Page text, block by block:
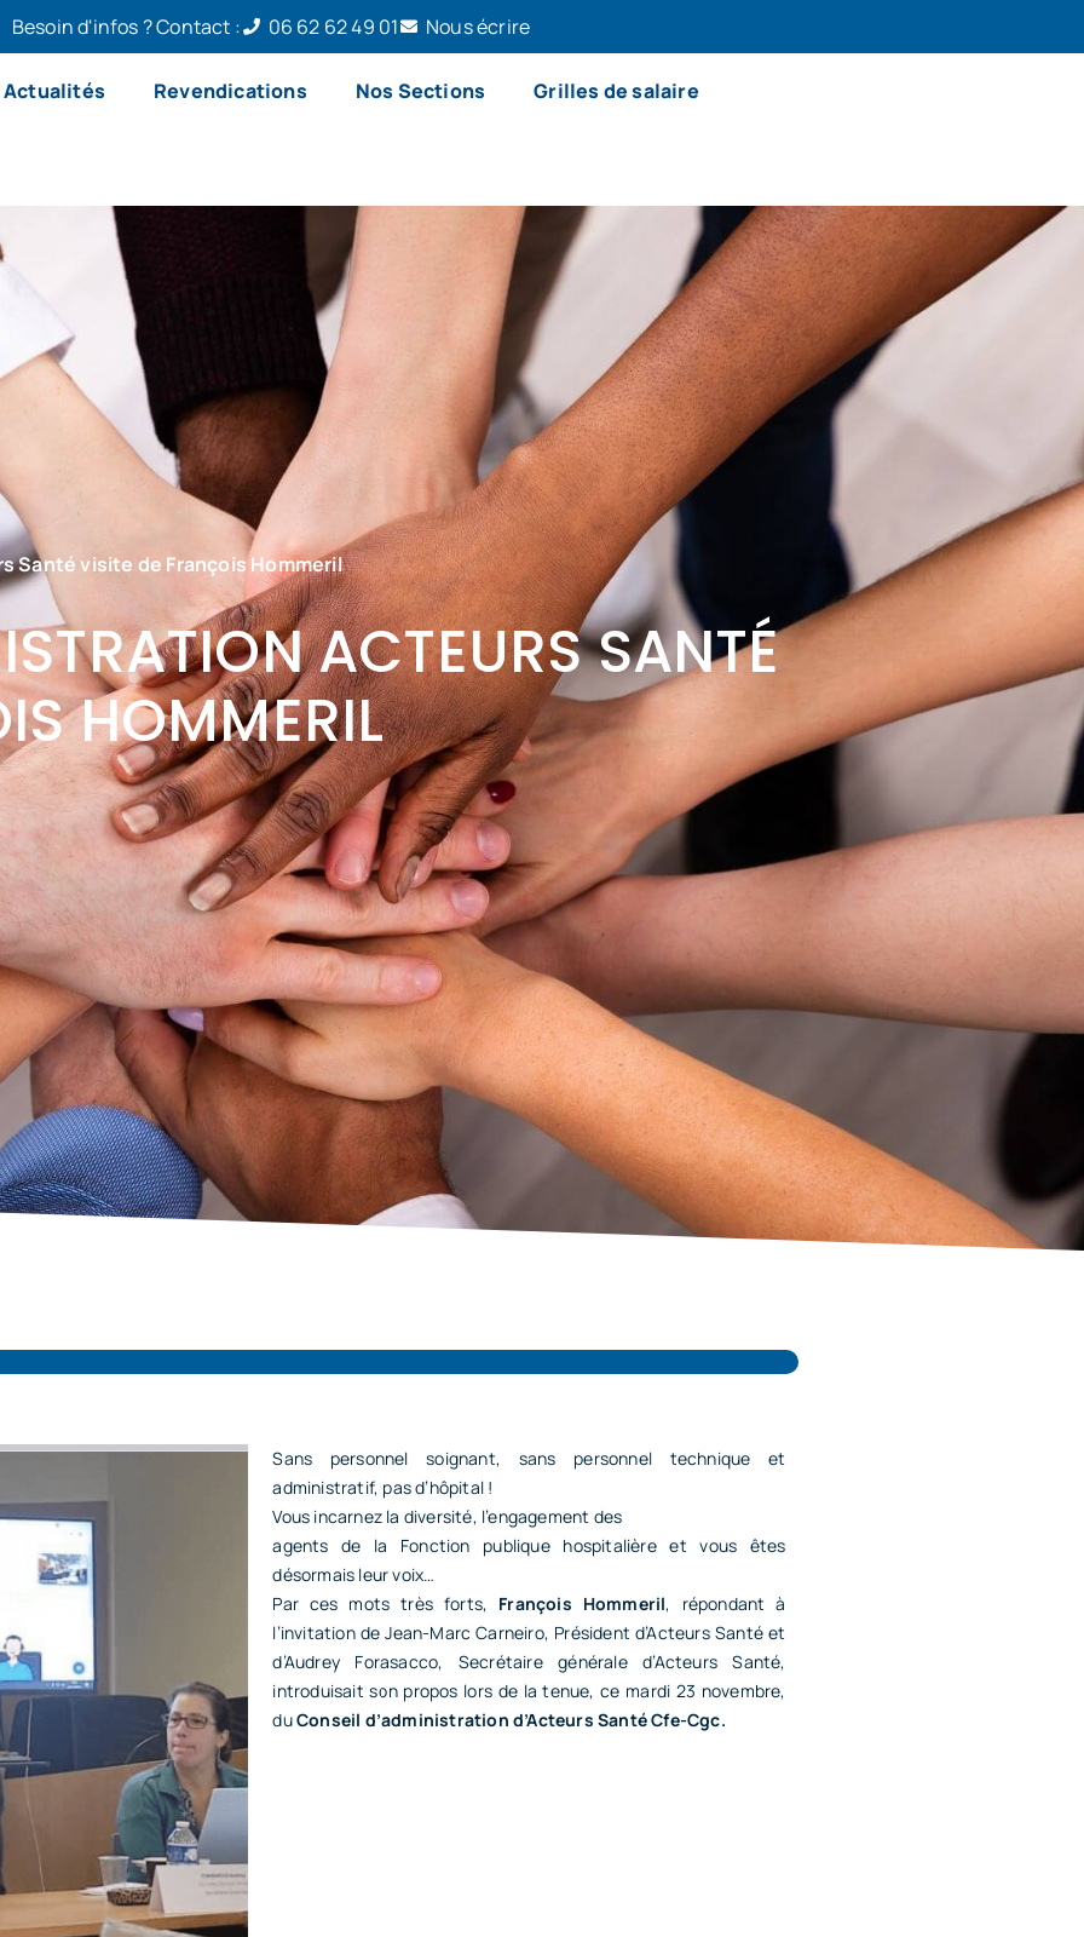
Besoin d'infos ? Contact : 06 62 62 49 01 Nous écrire
Actualités Revendications Nos Sections Grilles de salaire
Santé visite de François Hommeril
ACTEURS SANTÉ
HOMMERIL
Sans personnel soignant, sans personnel technique et
administratif, pas d’hôpital !
Vous incarnez la diversité, l’engagement des
agents de la Fonction publique hospitalière et vous êtes
désormais leur voix…
Par ces mots très forts, François Hommeril, répondant à
l’invitation de Jean-Marc Carneiro, Président d’Acteurs Santé et
d’Audrey Forasacco, Secrétaire générale d’Acteurs Santé,
introduisait son propos lors de la tenue, ce mardi 23 novembre,
duConseil d’administration d’Acteurs Santé Cfe-Cgc.